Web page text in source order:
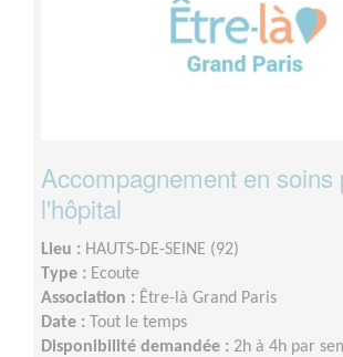
Accompagnement en soins
l'hôpital
Lieu : HAUTS-DE-SEINE (92)
Type : Ecoute
Association : Être-là Grand Paris
Date :
Tout le temps
Disponibilité demandée : 2h à 4h par